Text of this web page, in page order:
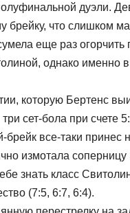
дуэли.
брейку, что слишком
еще раз огорчить
однако именно
которую Бертенс
сет-бола при счете
брейк все-таки
измотала
знать класс
(7:5, 6:7, 6:4).